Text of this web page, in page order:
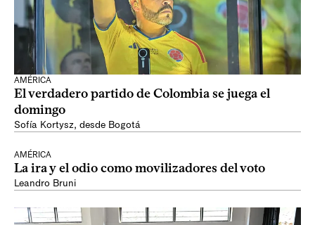
AMÉRICA
El verdadero partido de Colombia se juega el
domingo
Sofía Kortysz, desde Bogotá
AMÉRICA
La ira y el odio como movilizadores del voto
Leandro Bruni